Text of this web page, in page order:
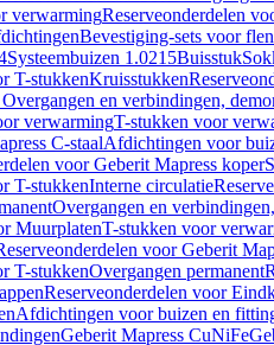
verwarmingReserveonderdelen
Bevestiging-sets voor
Systeembuizen 1.0215Buisstuk
T-stukkenKruisstukken
en verbindingen,
verwarmingT-stukken voor
C-staalAfdichtingen voor
voor Geberit Mapress koper
T-stukkenInterne circulatie
Overgangen en
MuurplatenT-stukken voor
voor Geberit
T-stukkenOvergangen permanent
Reserveonderdelen voor
Afdichtingen voor buizen en
Geberit Mapress CuNiFe